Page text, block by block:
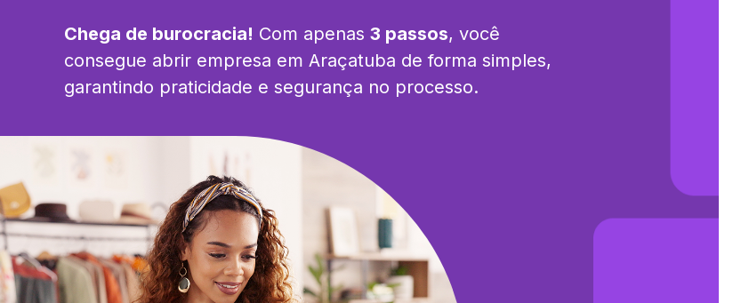
Chega de burocracia! Com apenas 3 passos, você
consegue abrir empresa em Araçatuba de forma simples,
garantindo praticidade e segurança no processo.